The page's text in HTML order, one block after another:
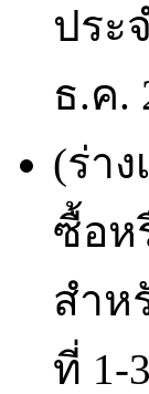
ประ
ธ.ค.
(ร่า
ซื้อห
สำห
ที่ 1-